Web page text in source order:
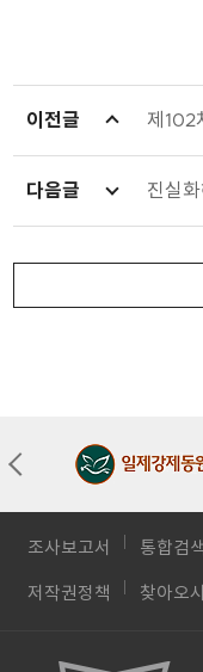
이전글
다음글
조사보고서 통합검색
저작권정책 찾아오